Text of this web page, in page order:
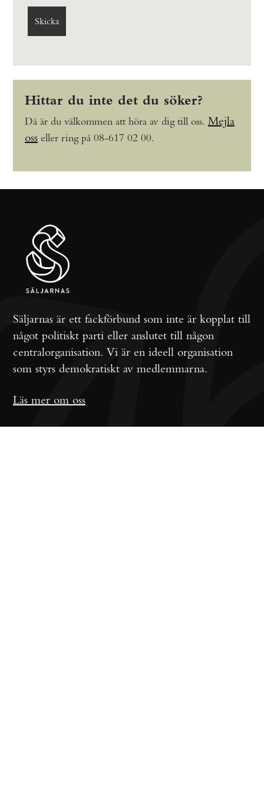
Hittar du inte det du söker?
Då är du välkommen att höra av dig till oss. Mejla
oss eller ring på 08-617 02 00.
Säljarnas är ett fackförbund som inte är kopplat till
något politiskt parti eller anslutet till någon
centralorganisation. Vi är en ideell organisation
som styrs demokratiskt av medlemmarna.
Läs mer om oss